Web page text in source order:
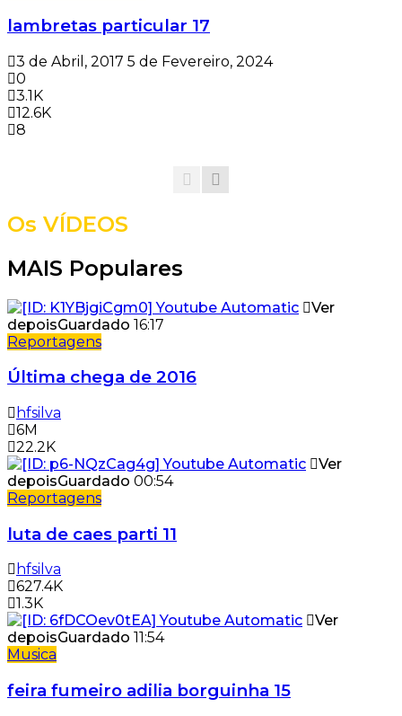
lambretas particular 17
3 de Abril, 2017 5 de Fevereiro, 2024
0
3.1K
12.6K
8
Os VÍDEOS
MAIS Populares
Ver
depoisGuardado 16:17
Reportagens
Última chega de 2016
hfsilva
6M
22.2K
Ver
depoisGuardado 00:54
Reportagens
luta de caes parti 11
hfsilva
627.4K
1.3K
Ver
depoisGuardado 11:54
Musica
feira fumeiro adilia borguinha 15